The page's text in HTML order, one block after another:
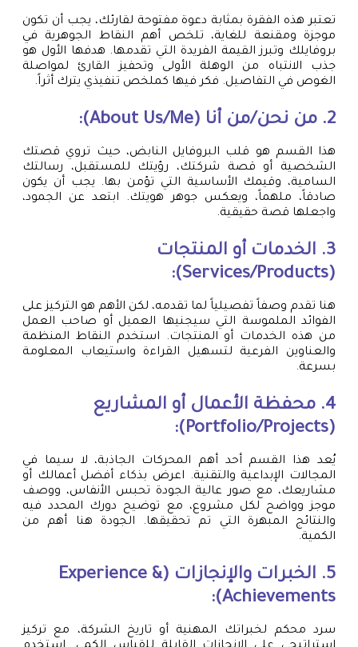
تعتبر هذه الفقرة بمثابة دعوة مفتوحة لقارئك، يجب أن تكون
موجزة ومقنعة للغاية، تلخص أهم النقاط الجوهرية في
بروفايلك وتبرز القيمة الفريدة التي تقدمها. هدفها الأول هو
جذب الانتباه من الوهلة الأولى وتحفيز القارئ لمواصلة
الغوص في التفاصيل. فكر فيها كملخص تنفيذي يترك أثراً.
2. من نحن/من أنا (About Us/Me):
هذا القسم هو قلب البروفايل النابض، حيث تروي قصتك
الشخصية أو قصة شركتك، رؤيتك للمستقبل، رسالتك
السامية، وقيمك الأساسية التي تؤمن بها. يجب أن يكون
صادقاً، ملهماً، ويعكس جوهر هويتك. ابتعد عن الجمود،
واجعلها قصة حقيقية.
3. الخدمات أو المنتجات
(Services/Products):
هنا تقدم وصفاً تفصيلياً لما تقدمه، لكن الأهم هو التركيز على
الفوائد الملموسة التي سيجنيها العميل أو صاحب العمل
من هذه الخدمات أو المنتجات. استخدم النقاط المنظمة
والعناوين الفرعية لتسهيل القراءة واستيعاب المعلومة
بسرعة.
4. محفظة الأعمال أو المشاريع
(Portfolio/Projects):
يُعد هذا القسم أحد أهم المحركات الجاذبة، لا سيما في
المجالات الإبداعية والتقنية. اعرض بذكاء أفضل أعمالك أو
مشاريعك، مع صور عالية الجودة تحبس الأنفاس، ووصف
موجز وواضح لكل مشروع، مع توضيح دورك المحدد فيه
والنتائج المبهرة التي تم تحقيقها. الجودة هنا أهم من
الكمية.
5. الخبرات والإنجازات (Experience &
Achievements):
سرد محكم لخبراتك المهنية أو تاريخ الشركة، مع تركيز